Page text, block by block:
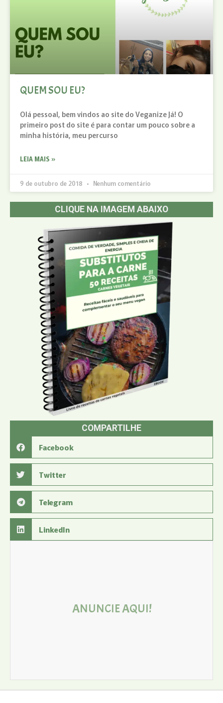
QUEM SOU EU?
Olá pessoal, bem vindos ao site do Veganize Já! O
primeiro post do site é para contar um pouco sobre a
minha história, meu percurso
LEIA MAIS »
9 de outubro de 2018 Nenhum comentário
CLIQUE NA IMAGEM ABAIXO
COMPARTILHE
Facebook
Twitter
Telegram
LinkedIn
ANUNCIE AQUI!
Entre em contato